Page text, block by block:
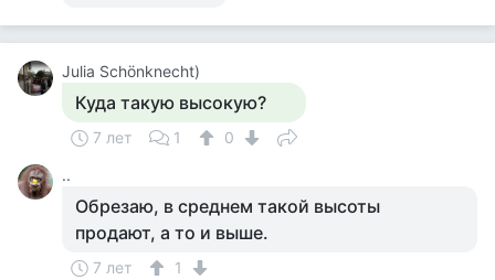
Julia Schönknecht)
Куда такую высокую?
7 лет 1
0
..
Обрезаю, в среднем такой высоты
продают, а то и выше.
7 лет 1